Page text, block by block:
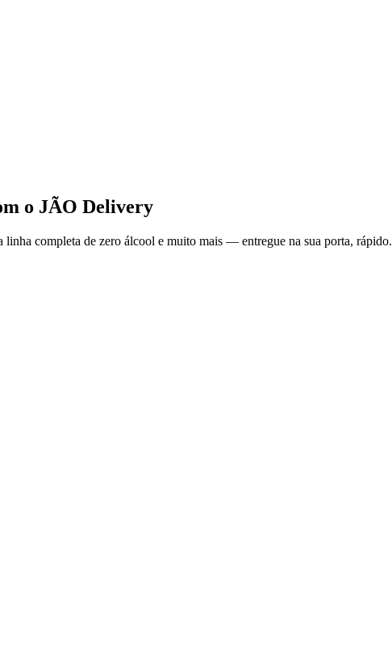
o JÃO Delivery
completa de zero álcool e muito mais — entregue na sua porta, rápido.